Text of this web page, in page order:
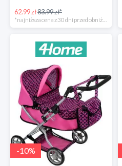
62.99 zł83.99 zł*
-10%